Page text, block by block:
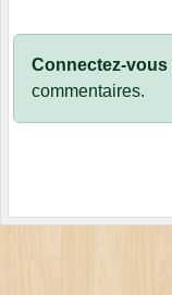
Connectez-vous
commentaires.